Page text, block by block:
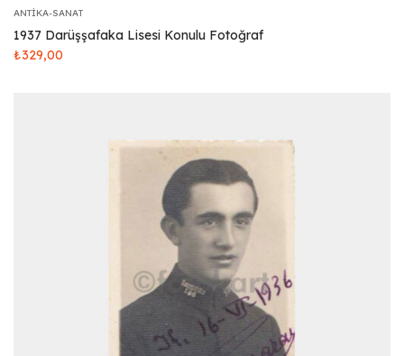
ANTIKA-SANAT
1937 Darüşşafaka Lisesi Konulu Fotoğraf
₺329,00